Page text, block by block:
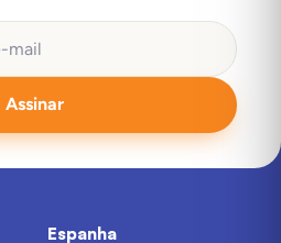
Assinar
Espanha